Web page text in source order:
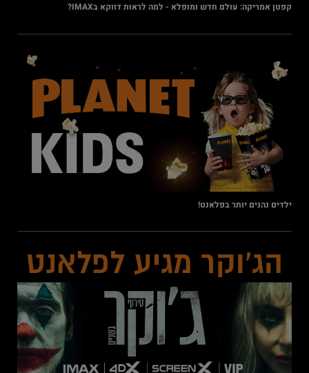
קפטן אמריקה: עולם חדש ומופלא - למה לראות דווקא בIMAX?
ילדים נהנים יותר בפלאנט!